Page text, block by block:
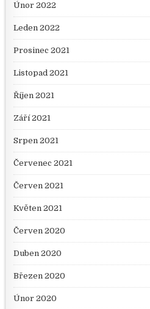
Únor 2022
Leden 2022
Prosinec 2021
Listopad 2021
Říjen 2021
Září 2021
Srpen 2021
Červenec 2021
Červen 2021
Květen 2021
Červen 2020
Duben 2020
Březen 2020
Únor 2020